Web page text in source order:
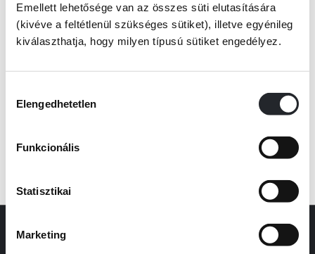
Emellett lehetősége van az összes süti elutasítására
(kivéve a feltétlenül szükséges sütiket), illetve egyénileg
kiválaszthatja, hogy milyen típusú sütiket engedélyez.
kiválasztása
Elengedhetetlen
Funkcionális
Statisztikai
Marketing
Kapcsolat